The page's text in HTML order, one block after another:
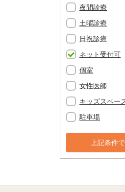
夜間診療
土曜診療
日祝診療
ネット受付可
個室
女性医師
キッズスペー
駐車場
上記条件